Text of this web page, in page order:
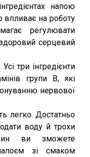
напою
впливає на роботу
регулювати
серцевий
три інгредієнти
групи B, які
нервової
легко. Достатньо
воду й трохи
ви зможете
зі смаком